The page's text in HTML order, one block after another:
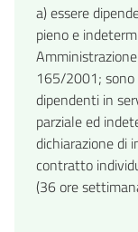
a) essere
pieno e
165/2001;
dipendenti in
parziale ed
dichiarazione di
contratto
(36 ore